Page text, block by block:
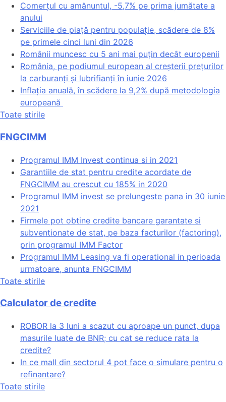
Comerțul cu amănuntul, -5,7% pe prima jumătate a
anului
Serviciile de piață pentru populație, scădere de 8%
pe primele cinci luni din 2026
Românii muncesc cu 5 ani mai puțin decât europenii
România, pe podiumul european al creșterii prețurilor
la carburanți și lubrifianți în iunie 2026
Inflația anuală, în scădere la 9,2% după metodologia
europeană
Toate stirile
FNGCIMM
Programul IMM Invest continua si in 2021
Garantiile de stat pentru credite acordate de
FNGCIMM au crescut cu 185% in 2020
Programul IMM invest se prelungeste pana in 30 iunie
2021
Firmele pot obtine credite bancare garantate si
subventionate de stat, pe baza facturilor (factoring),
prin programul IMM Factor
Programul IMM Leasing va fi operational in perioada
urmatoare, anunta FNGCIMM
Toate stirile
Calculator de credite
ROBOR la 3 luni a scazut cu aproape un punct, dupa
masurile luate de BNR; cu cat se reduce rata la
credite?
In ce mall din sectorul 4 pot face o simulare pentru o
refinantare?
Toate stirile